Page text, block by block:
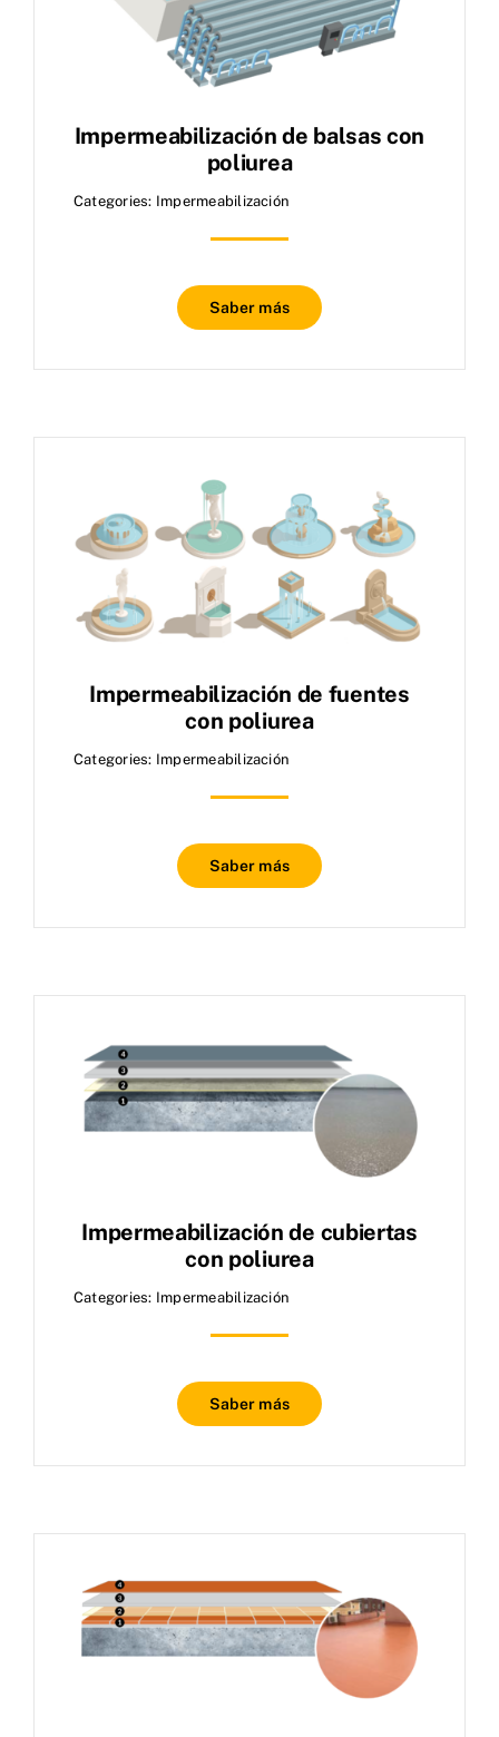
Impermeabilización de balsas con
poliurea
Categories: Impermeabilización
Saber más
Impermeabilización de fuentes
con poliurea
Categories: Impermeabilización
Saber más
Impermeabilización de cubiertas
con poliurea
Categories: Impermeabilización
Saber más